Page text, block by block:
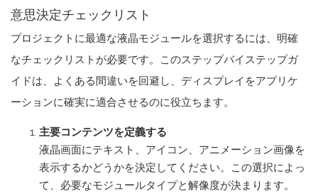
意思決定チェックリスト
プロジェクトに最適な液晶モジュールを選択するには、明確
なチェックリストが必要です。このステップバイステップガ
イドは、よくある間違いを回避し、ディスプレイをアプリケ
ーションに確実に適合させるのに役立ちます。
主要コンテンツを定義する
液晶画面にテキスト、アイコン、アニメーション画像を
表示するかどうかを決定してください。この選択によっ
て、必要なモジュールタイプと解像度が決まります。